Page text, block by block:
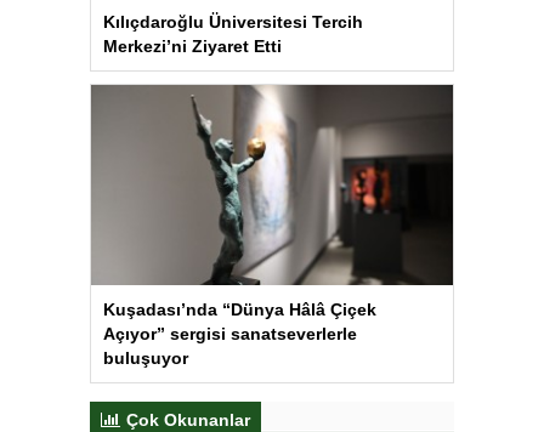
Kılıçdaroğlu Üniversitesi Tercih
Merkezi’ni Ziyaret Etti
Kuşadası’nda “Dünya Hâlâ Çiçek
Açıyor” sergisi sanatseverlerle
buluşuyor
Çok Okunanlar